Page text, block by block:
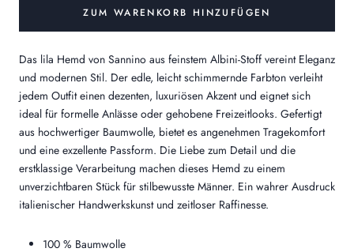
ZUM WARENKORB HINZUFÜGEN
Das lila Hemd von Sannino aus feinstem Albini-Stoff vereint Eleganz
und modernen Stil. Der edle, leicht schimmernde Farbton verleiht
jedem Outfit einen dezenten, luxuriösen Akzent und eignet sich
ideal für formelle Anlässe oder gehobene Freizeitlooks. Gefertigt
aus hochwertiger Baumwolle, bietet es angenehmen Tragekomfort
und eine exzellente Passform. Die Liebe zum Detail und die
erstklassige Verarbeitung machen dieses Hemd zu einem
unverzichtbaren Stück für stilbewusste Männer. Ein wahrer Ausdruck
italienischer Handwerkskunst und zeitloser Raffinesse.
100 % Baumwolle